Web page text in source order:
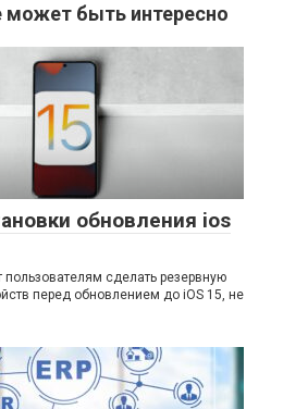
быть интересно
обновления ios
пользователям сделать резервную
перед обновлением до iOS 15, не